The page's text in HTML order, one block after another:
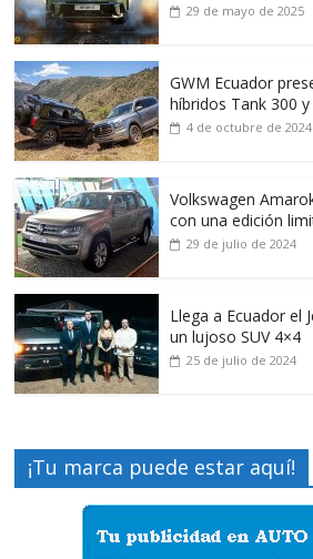
29 de mayo de 2025
GWM Ecuador
híbridos Tank 300
4 de octubre de 2024
Volkswagen
con una edición
29 de julio de 2024
Llega a Ecuador el
un lujoso SUV 4×4
25 de julio de 2024
¡Tu marca puede estar aquí!